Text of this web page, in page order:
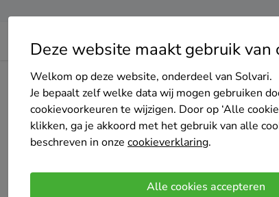
Deze website maakt gebruik van
Welkom op deze website, onderdeel van Solvari.
Je bepaalt zelf welke data wij mogen gebruiken
cookievoorkeuren te wijzigen. Door op ‘Alle
klikken, ga je akkoord met het gebruik van alle
beschreven in onze cookieverklaring.
Alle cookies accepteren
Home Zonnepanelen Gelderland